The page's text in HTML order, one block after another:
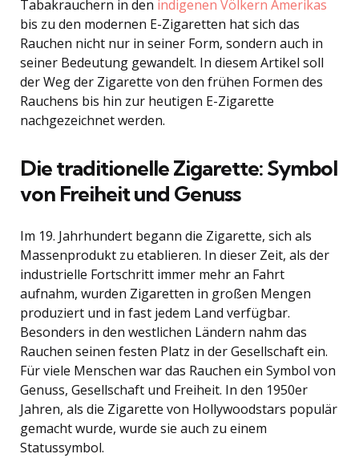
Tabakrauchern in den indigenen Völkern Amerikas
bis zu den modernen E-Zigaretten hat sich das
Rauchen nicht nur in seiner Form, sondern auch in
seiner Bedeutung gewandelt. In diesem Artikel soll
der Weg der Zigarette von den frühen Formen des
Rauchens bis hin zur heutigen E-Zigarette
nachgezeichnet werden.
Die traditionelle Zigarette: Symbol
von Freiheit und Genuss
Im 19. Jahrhundert begann die Zigarette, sich als
Massenprodukt zu etablieren. In dieser Zeit, als der
industrielle Fortschritt immer mehr an Fahrt
aufnahm, wurden Zigaretten in großen Mengen
produziert und in fast jedem Land verfügbar.
Besonders in den westlichen Ländern nahm das
Rauchen seinen festen Platz in der Gesellschaft ein.
Für viele Menschen war das Rauchen ein Symbol von
Genuss, Gesellschaft und Freiheit. In den 1950er
Jahren, als die Zigarette von Hollywoodstars populär
gemacht wurde, wurde sie auch zu einem
Statussymbol.